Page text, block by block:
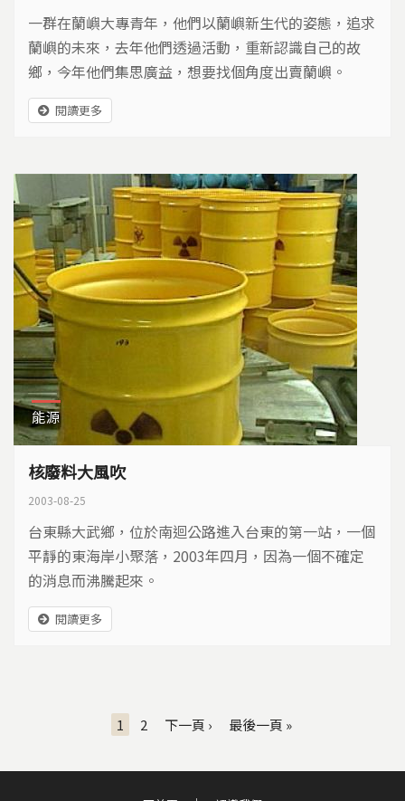
一群在蘭嶼大專青年，他們以蘭嶼新生代的姿態，追求
蘭嶼的未來，去年他們透過活動，重新認識自己的故
鄉，今年他們集思廣益，想要找個角度出賣蘭嶼。
閱讀更多
能源
核廢料大風吹
2003-08-25
台東縣大武鄉，位於南迴公路進入台東的第一站，一個
平靜的東海岸小聚落，2003年四月，因為一個不確定
的消息而沸騰起來。
閱讀更多
1 2 下一頁 › 最後一頁 »